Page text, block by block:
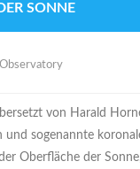
SONNE
von Harald
und sogenannte
Oberfläche der